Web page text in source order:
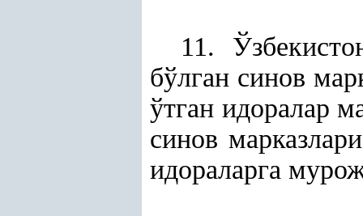
11.
бўлган синов
ўтган идоралар
синов
идораларга